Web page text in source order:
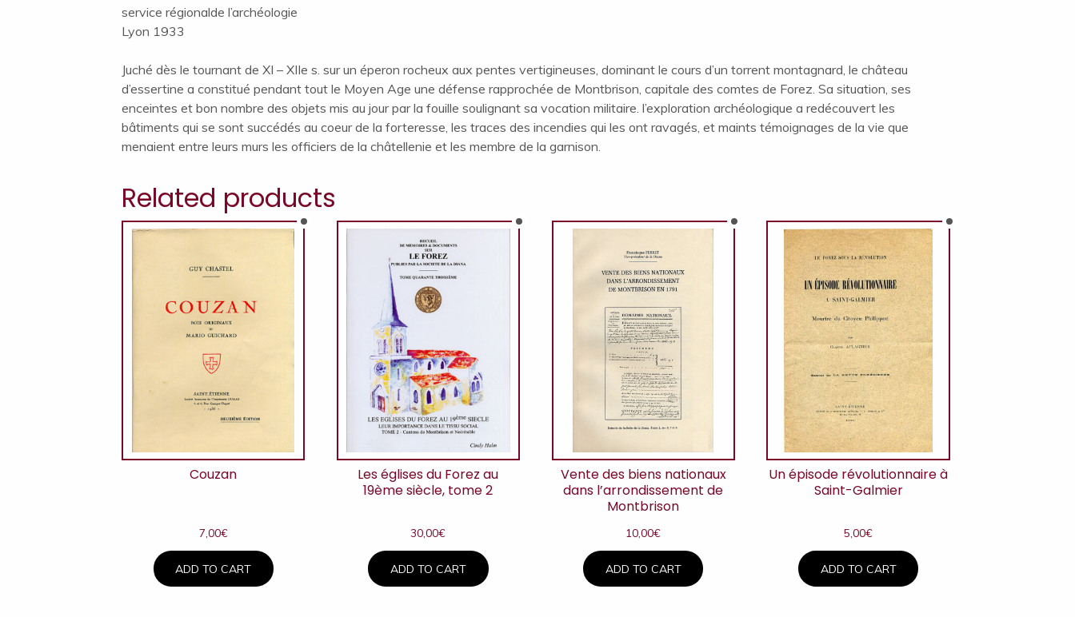
service régionalde l’archéologie
Lyon 1933
Juché dès le tournant de XI – XIIe s. sur un éperon rocheux aux pentes vertigineuses, dominant le cours d’un torrent montagnard, le château
d’essertine a constitué pendant tout le Moyen Age une défense rapprochée de Montbrison, capitale des comtes de Forez. Sa situation, ses
enceintes et bon nombre des objets mis au jour par la fouille soulignant sa vocation militaire. l’exploration archéologique a redécouvert les
bâtiments qui se sont succédés au coeur de la forteresse, les traces des incendies qui les ont ravagés, et maints témoignages de la vie que
menaient entre leurs murs les officiers de la châtellenie et les membre de la garnison.
Related products
Couzan
7,00€
ADD TO CART
Les églises du Forez au
19ème siècle, tome 2
30,00€
ADD TO CART
Vente des biens nationaux
dans l’arrondissement de
Montbrison
10,00€
ADD TO CART
Un épisode révolutionnaire à
Saint-Galmier
5,00€
ADD TO CART